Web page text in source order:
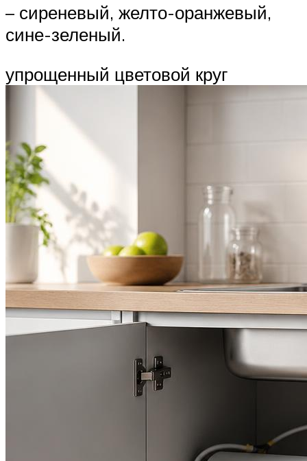
– сиреневый, желто-оранжевый,
сине-зеленый.
упрощенный цветовой круг